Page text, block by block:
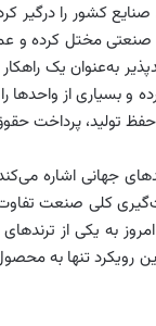
کشور را
صنعتی مختل کرده و
به‌عنوان یک
بسیاری از واحدها را
تولید، پرداخت
جهانی اشاره
کلی صنعت
به یکی از
رویکرد تنها به